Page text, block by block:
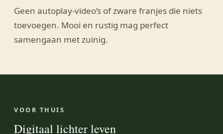
Geen autoplay-video‘s of zware franjes die niets
toevoegen. Mooi en rustig mag perfect
samengaan met zuinig.
VOOR THUIS
Digitaal lichter leven